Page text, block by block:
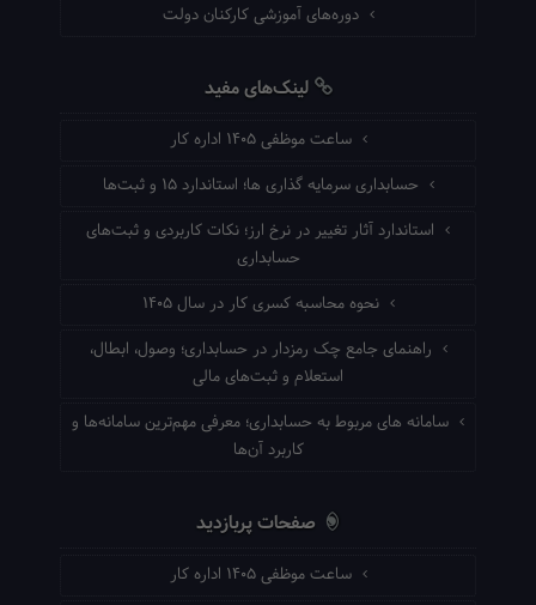
دوره‌های آموزشی کارکنان دولت
لینک‌های مفید
ساعت موظفی ۱۴۰۵ اداره کار
حسابداری سرمایه گذاری ها؛ استاندارد ۱۵ و ثبت‌ها
استاندارد آثار تغییر در نرخ ارز؛ نکات کاربردی و ثبت‌های
حسابداری
نحوه محاسبه کسری کار در سال ۱۴۰۵
راهنمای جامع چک رمزدار در حسابداری؛ وصول، ابطال،
استعلام و ثبت‌های مالی
سامانه های مربوط به حسابداری؛ معرفی مهم‌ترین سامانه‌ها و
کاربرد آن‌ها
صفحات پربازدید
ساعت موظفی ۱۴۰۵ اداره کار